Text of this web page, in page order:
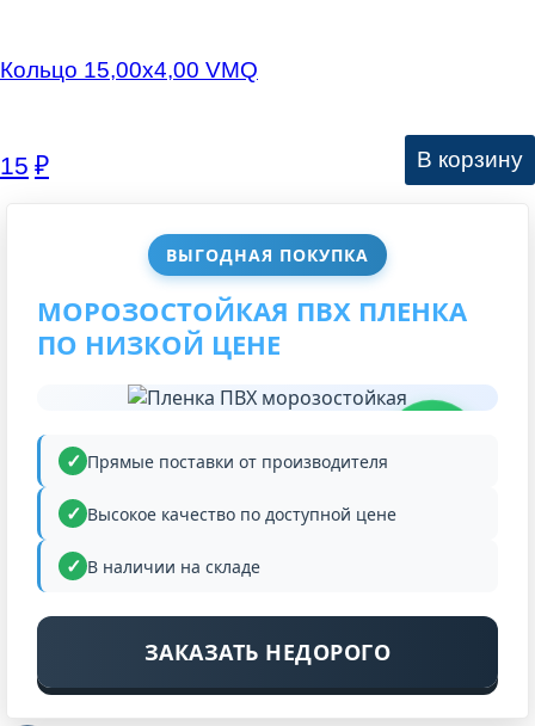
ВЫГОДНАЯ ПОКУПКА
МОРОЗОСТОЙКАЯ ПВХ ПЛЕНКА
ПО НИЗКОЙ ЦЕНЕ
Прямые поставки от производителя
Высокое качество по доступной цене
В наличии на складе
ЗАКАЗАТЬ НЕДОРОГО
Кольцо 15,00х4,00 VMQ
15 ₽ В корзину